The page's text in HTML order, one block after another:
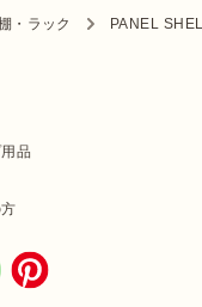
・ラック PANEL
品